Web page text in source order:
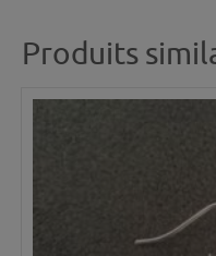
Produits